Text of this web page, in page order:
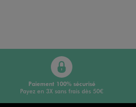
Paiement 100% sécurisé
Payez en 3X sans frais dès 50€